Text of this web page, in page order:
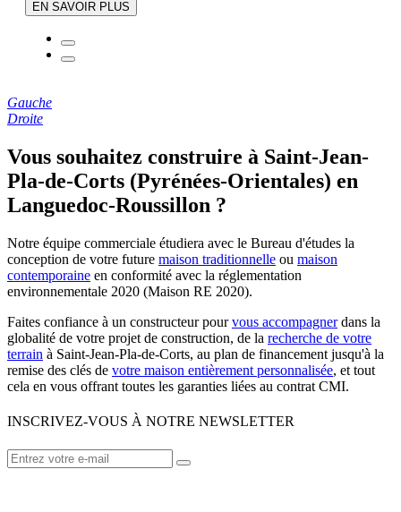
EN SAVOIR PLUS
Gauche
Droite
Vous souhaitez construire à Saint-Jean-
Pla-de-Corts (Pyrénées-Orientales) en
Languedoc-Roussillon ?
Notre équipe commerciale étudiera avec le Bureau d'études la
conception de votre future maison traditionnelle ou maison
contemporaine en conformité avec la réglementation
environnementale 2020 (Maison RE 2020).
Faites confiance à un constructeur pourvous accompagnerdans la
globalité de votre projet de construction, de la recherche de votre
terrain à Saint-Jean-Pla-de-Corts, au plan de financement jusqu'à la
remise des clés de votre maison entièrement personnalisée, et tout
cela en vous offrant toutes les garanties liées au contrat CMI.
INSCRIVEZ-VOUS À NOTRE NEWSLETTER